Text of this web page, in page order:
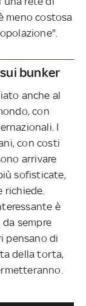
meno costosa
bunker
anche al
con
I
con costi
arrivare
sofisticate,
è
sempre
pensano di
della torta,